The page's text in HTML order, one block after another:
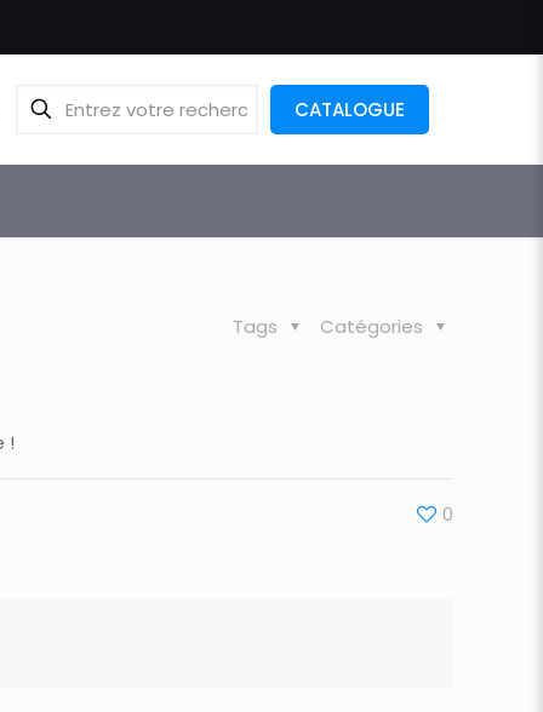
CATALOGUE
Catégories
Tags
!
0